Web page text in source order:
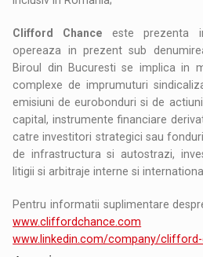
Clifford Chance este prezenta
opereaza in prezent sub
Biroul din Bucuresti se implica in
complexe de imprumuturi
emisiuni de eurobonduri si de
capital, instrumente financiare
catre investitori strategici sau
de infrastructura si autostrazi,
litigii si arbitraje interne si
Pentru informatii suplimentare
www.cliffordchance.com
www.linkedin.com/company/